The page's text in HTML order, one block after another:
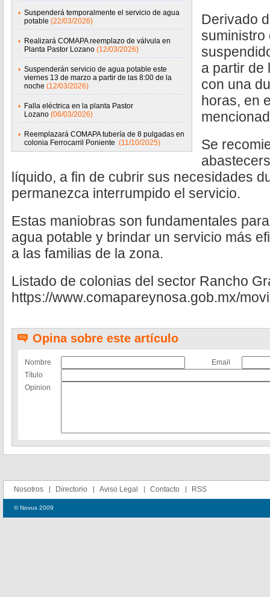
Suspenderá temporalmente el servicio de agua
potable (22/03/2026)
Realizará COMAPA reemplazo de válvula en
Planta Pastor Lozano (12/03/2026)
Suspenderán servicio de agua potable este
viernes 13 de marzo a partir de las 8:00 de la
noche (12/03/2026)
Falla eléctrica en la planta Pastor
Lozano (06/03/2026)
Reemplazará COMAPA tubería de 8 pulgadas en
colonia Ferrocarril Poniente (11/10/2025)
Derivado
suministro
a partir de
con una
horas, en
Se
líquido, a fin de cubrir sus necesidades
permanezca interrumpido el servicio.
Estas maniobras son fundamentales
agua potable y brindar un servicio más
a las familias de la zona.
Listado de colonias del sector Rancho
https://www.comapareynosa.gob.mx/
Opina sobre este artículo
Nombre
Email
Título
Opinion
Nosotros Directorio Aviso Legal Contacto RSS
© Novus 2009